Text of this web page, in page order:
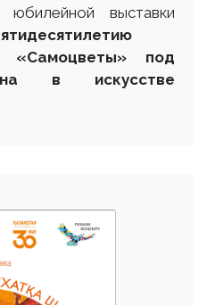
юбилейной выставки
«Самоцветы» под
в искусстве